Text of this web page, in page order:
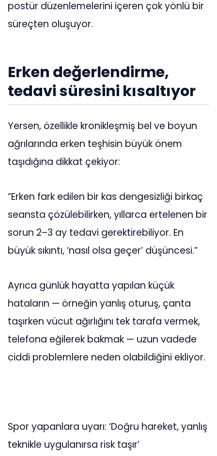
postür düzenlemelerini içeren çok yönlü bir
süreçten oluşuyor.
Erken değerlendirme,
tedavi süresini kısaltıyor
Yersen, özellikle kronikleşmiş bel ve boyun
ağrılarında erken teşhisin büyük önem
taşıdığına dikkat çekiyor:
“Erken fark edilen bir kas dengesizliği birkaç
seansta çözülebilirken, yıllarca ertelenen bir
sorun 2–3 ay tedavi gerektirebiliyor. En
büyük sıkıntı, ‘nasıl olsa geçer’ düşüncesi.”
Ayrıca günlük hayatta yapılan küçük
hataların — örneğin yanlış oturuş, çanta
taşırken vücut ağırlığını tek tarafa vermek,
telefona eğilerek bakmak — uzun vadede
ciddi problemlere neden olabildiğini ekliyor.
Spor yapanlara uyarı: ‘Doğru hareket, yanlış
teknikle uygulanırsa risk taşır’